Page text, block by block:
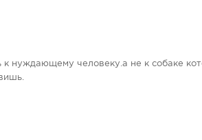
нуждающему человеку.а не к собаке